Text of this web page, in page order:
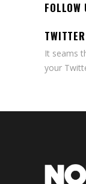
It seams
your